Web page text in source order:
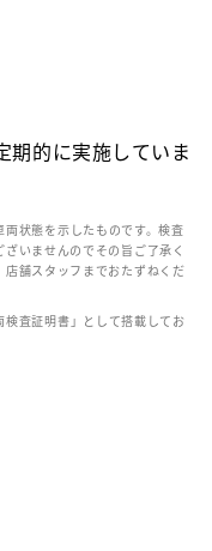
期的に実施していま
状態を示したものです。検査
いませんのでその旨ご了承く
舗スタッフまでおたずねくだ
査証明書」として搭載してお